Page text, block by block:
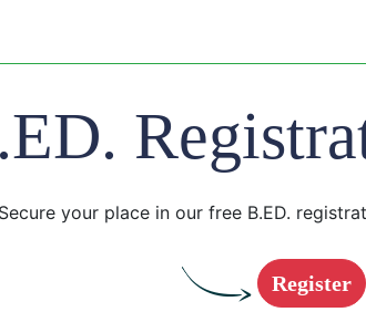
Secure your place in our free B.ED.
Register